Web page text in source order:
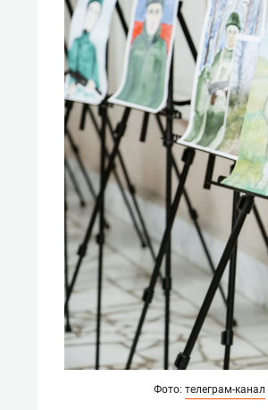
Фото: телеграм-канал